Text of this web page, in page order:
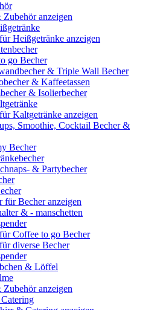
anzeigen
Heißgetränke anzeigen
go Becher
& Triple Wall Becher
& Kaffeetassen
& Isolierbecher
Kaltgetränke anzeigen
Smoothie, Cocktail Becher &
Becher
& Partybecher
für Becher anzeigen
& - manschetten
Coffee to go Becher
diverse Becher
& Löffel
anzeigen